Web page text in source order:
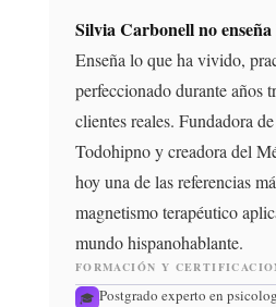
Silvia Carbonell no
Enseña lo que ha vivido,
perfeccionado durante años
clientes reales. Fundadora
Todohipno y creadora del
hoy una de las referencias
magnetismo terapéutico
mundo hispanohablante.
FORMACIÓN Y
🎓 Postgrado experto en